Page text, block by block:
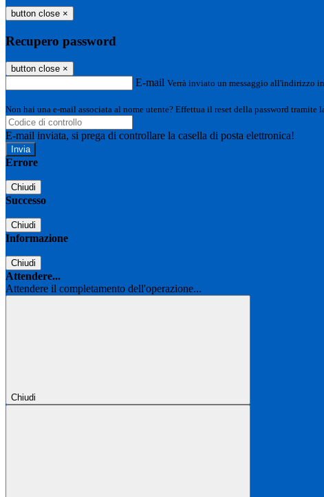
button close ×
Recupero password
button close ×
E-mail Verrà inviato un messaggio all'indirizzo
Non hai una e-mail associata al nome utente? Effettua il reset della password tramite
E-mail inviata, si prega di controllare la casella di posta elettronica!
Errore
Chiudi
Successo
Chiudi
Informazione
Chiudi
Attendere...
Attendere il completamento dell'operazione...
Chiudi